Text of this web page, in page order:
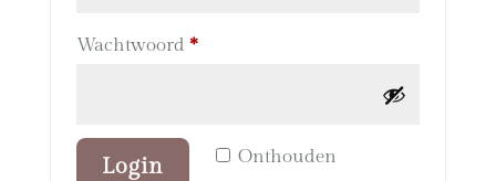
Wachtwoord *Vereist
Onthouden
Login